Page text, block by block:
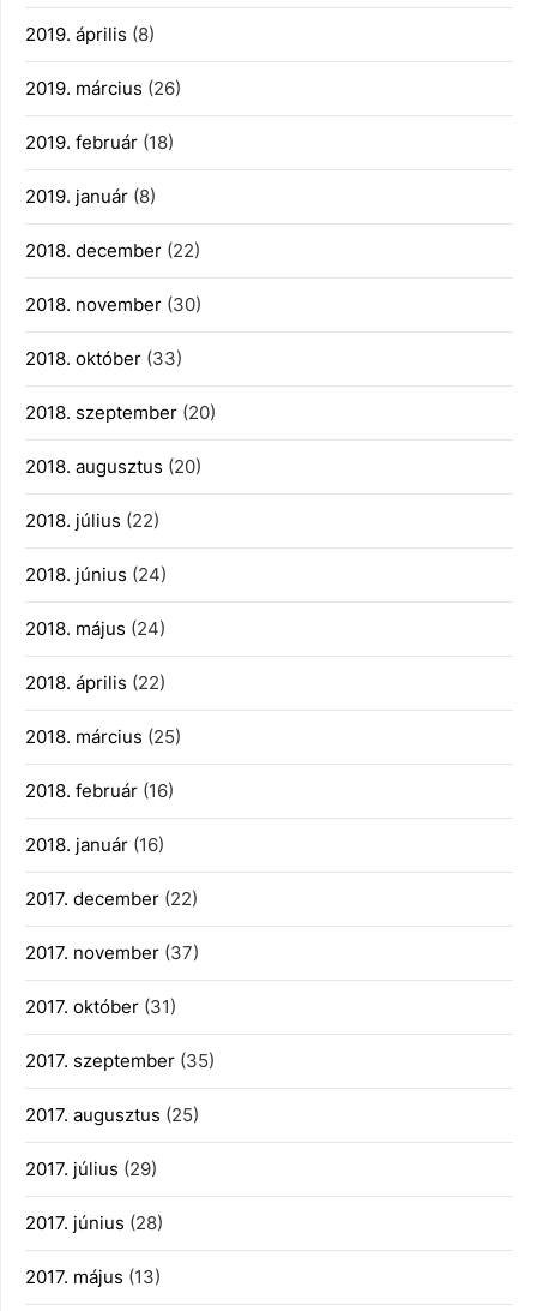
2019. április (8)
2019. március (26)
2019. február (18)
2019. január (8)
2018. december (22)
2018. november (30)
2018. október (33)
2018. szeptember (20)
2018. augusztus (20)
2018. július (22)
2018. június (24)
2018. május (24)
2018. április (22)
2018. március (25)
2018. február (16)
2018. január (16)
2017. december (22)
2017. november (37)
2017. október (31)
2017. szeptember (35)
2017. augusztus (25)
2017. július (29)
2017. június (28)
2017. május (13)